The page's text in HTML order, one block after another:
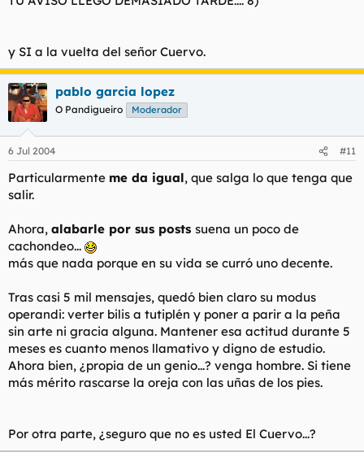
y SI a la vuelta del señor Cuervo.
pablo garcia lopez
O Pandigueiro Moderador
6 Jul 2004 #11
Particularmente me da igual, que salga lo que tenga que
salir.
Ahora, alabarle por sus posts suena un poco de
cachondeo...
más que nada porque en su vida se curró uno decente.
Tras casi 5 mil mensajes, quedó bien claro su modus
operandi: verter bilis a tutiplén y poner a parir a la peña
sin arte ni gracia alguna. Mantener esa actitud durante 5
meses es cuanto menos llamativo y digno de estudio.
Ahora bien, ¿propia de un genio...? venga hombre. Si tiene
más mérito rascarse la oreja con las uñas de los pies.
Por otra parte, ¿seguro que no es usted El Cuervo...?